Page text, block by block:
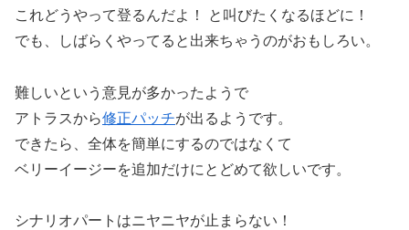
これどうやって登るんだよ！ と叫びたくなるほどに！
でも、しばらくやってると出来ちゃうのがおもしろい。
難しいという意見が多かったようで
アトラスから修正パッチが出るようです。
できたら、全体を簡単にするのではなくて
ベリーイージーを追加だけにとどめて欲しいです。
シナリオパートはニヤニヤが止まらない！